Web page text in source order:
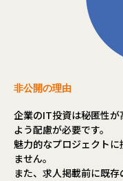
非公開の理由
企業のIT投資は秘匿性
よう配慮が必要です。
魅力的なプロジェクト
ません。
また、求人掲載前に既